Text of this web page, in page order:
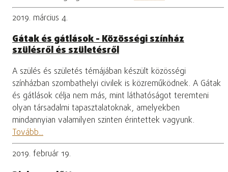
2019. március 4.
Gátak és gátlások - Közösségi színház
szülésről és születésről
A szülés és születés témájában készült közösségi
színházban szombathelyi civilek is közreműködnek. A Gátak
és gátlások célja nem más, mint láthatóságot teremteni
olyan társadalmi tapasztalatoknak, amelyekben
mindannyian valamilyen szinten érintettek vagyunk.
Tovább...
2019. február 19.